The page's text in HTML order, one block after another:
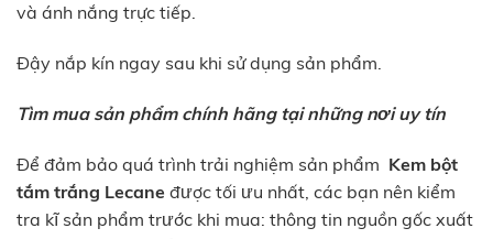
và ánh nắng trực tiếp.
Đậy nắp kín ngay sau khi sử dụng sản phẩm.
Tìm mua sản phẩm chính hãng tại những nơi uy tín
Để đảm bảo quá trình trải nghiệm sản phẩm Kem bột
tắm trắng Lecane được tối ưu nhất, các bạn nên kiểm
tra kĩ sản phẩm trước khi mua: thông tin nguồn gốc xuất